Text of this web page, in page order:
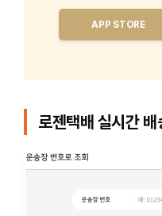
APP STORE
로젠택배 실시간 배